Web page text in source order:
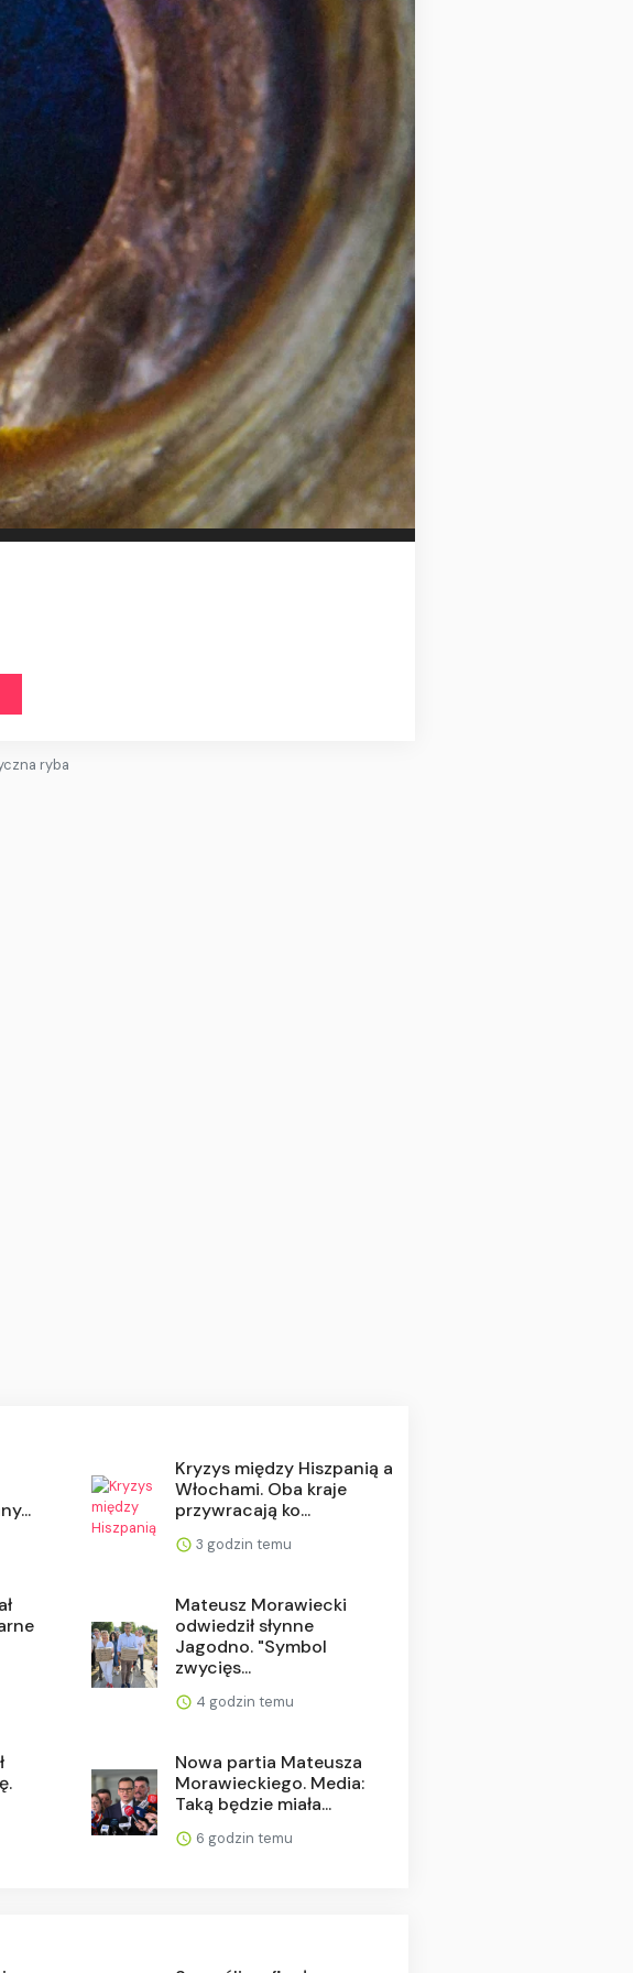
ryba
Kryzys między Hiszpanią a
Włochami. Oba kraje
przywracają ko...
3 godzin temu
Mateusz Morawiecki
odwiedził słynne
Jagodno. "Symbol
zwycięs...
4 godzin temu
Nowa partia Mateusza
Morawieckiego. Media:
Taką będzie miała...
6 godzin temu